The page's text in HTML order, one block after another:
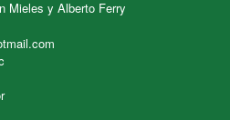
Mieles y Alberto Ferry